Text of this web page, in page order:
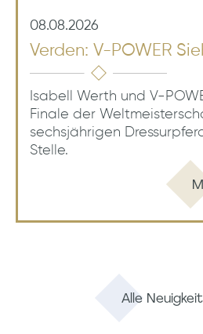
08.08.2026
Verden: V-POWER
Isabell Werth und V-
Finale der
sechsjährigen
Stelle.
Alle